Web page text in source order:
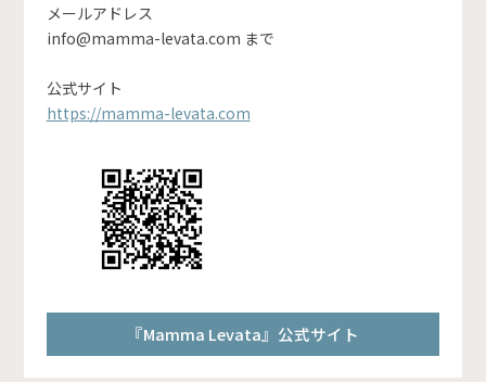
メールアドレス
info@mamma-levata.com まで
公式サイト
https://mamma-levata.com
『Mamma Levata』公式サイト